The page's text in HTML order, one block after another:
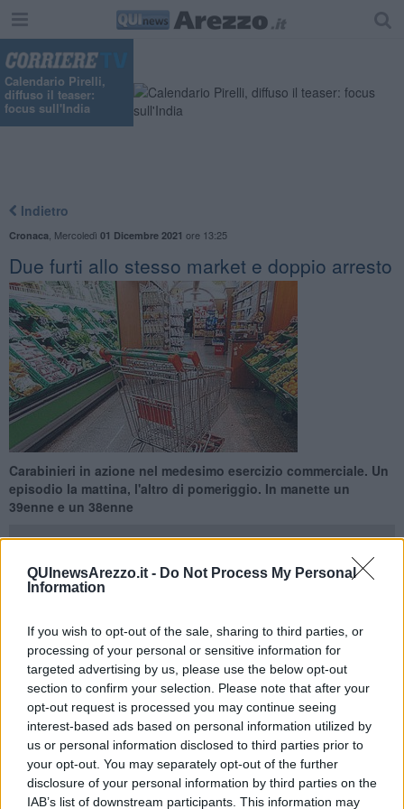
QUInewsArezzo.it - Do Not Process My Personal
Information
If you wish to opt-out of the sale, sharing to third parties, or
processing of your personal or sensitive information for
targeted advertising by us, please use the below opt-out
section to confirm your selection. Please note that after your
opt-out request is processed you may continue seeing
interest-based ads based on personal information utilized by
us or personal information disclosed to third parties prior to
your opt-out. You may separately opt-out of the further
disclosure of your personal information by third parties on the
IAB’s list of downstream participants. This information may
Calendario Pirelli,
diffuso il teaser:
focus sull'India
Indietro
Cronaca Mercoledì 01 Dicembre 2021 ore 13:25
Due furti allo stesso market e doppio arresto
Carabinieri in azione nel medesimo esercizio commerciale. Un
episodio la mattina, l'altro di pomeriggio. In manette un
39enne e un 38enne
stati aumentati, anche di giorno. I militari della Sezione Radiomobile
della Compagnia di Arezzo ieri hannoarrestato, perfurto
aggravato, due giovani entrambi con precedenti specifici per
reati contro il patrimonio all’interno del medesimo esercizio
commerciale, ma in momenti diversi.
Di mattina hanno sorpreso un cittadino rumeno di 38 anni , in
Italia senza fissa dimora, mentre in prossimità delle casse si è
allontanato, dopo averasportato tre bottiglie di superalcolici ed
un rasoio, per un valore di 150 euro, che sono stati rinvenuti